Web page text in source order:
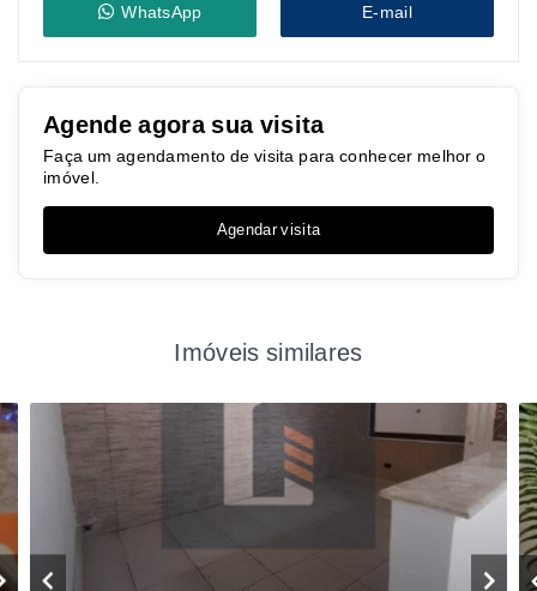
WhatsApp E-mail
Agende agora sua visita
Faça um agendamento de visita para conhecer melhor o
imóvel.
Agendar visita
Imóveis similares